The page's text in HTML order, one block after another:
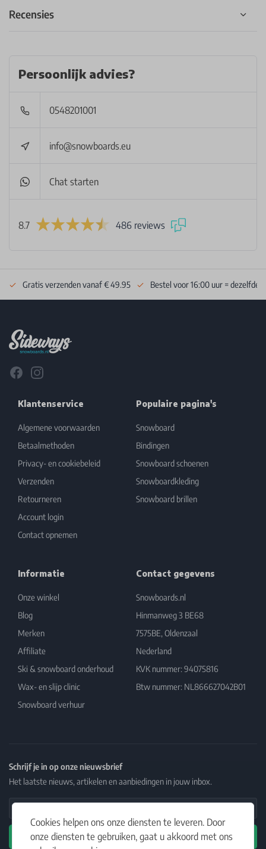
Recensies
Persoonlijk advies?
0548201001
info@snowboards.eu
Chat starten
8.7 486 reviews
Cookies helpen ons onze diensten te leveren. Door
onze diensten te gebruiken, gaat u akkoord met ons
Gratis verzenden vanaf € 49.95 Bestel voor 16:00 uur = dezelfde
FacebookInstagram
Klantenservice
Algemene voorwaarden
Betaalmethoden
Privacy- en cookiebeleid
Verzenden
Retourneren
Account login
Contact opnemen
Populaire pagina's
Snowboard
Bindingen
Snowboard schoenen
Snowboardkleding
Snowboard brillen
Informatie
Onze winkel
Blog
Merken
Affiliate
Ski & snowboard onderhoud
Wax- en slijp clinic
Snowboard verhuur
Contact gegevens
Snowboards.nl
Hinmanweg 3 BE68
7575BE, Oldenzaal
Nederland
KVK nummer: 94075816
Btw nummer: NL866627042B01
Schrijf je in op onze nieuwsbrief
Het laatste nieuws, artikelen en aanbiedingen in jouw inbox.
Email Address
Abonneren